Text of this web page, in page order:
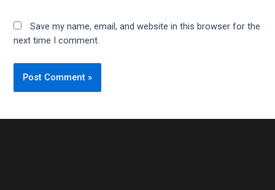
Save my name, email, and website in this browser for the
next time I comment.